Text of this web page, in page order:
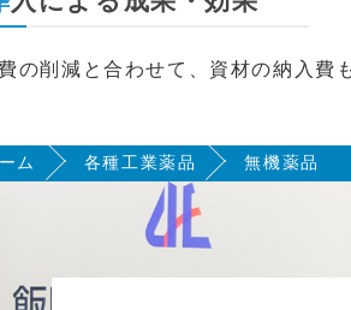
の削減と合わせて、資材の納入費
ム 各種工業薬品 無機薬品